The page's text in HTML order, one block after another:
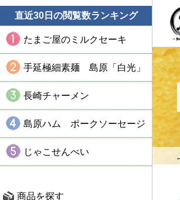
直近30日の閲覧数ランキング
たまご屋のミルクセーキ
手延極細素麺 島原「白光」
長崎チャーメン
島原ハム ポークソーセージ
じゃこせんべい
商品を探す